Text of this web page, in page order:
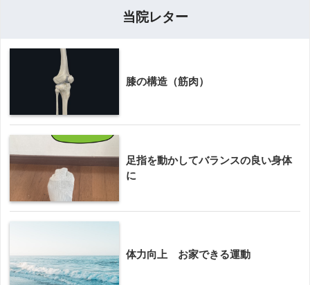
当院レター
膝の構造（筋肉）
足指を動かしてバランスの良い身体
に
体力向上 お家できる運動